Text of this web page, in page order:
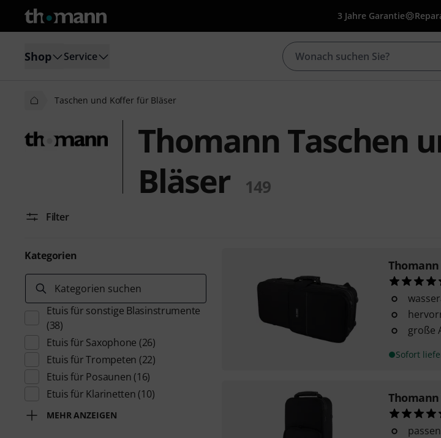
3 Jahre Garantie
Shop Service
Taschen und Koffer für Bläser
Thomann Taschen
Bläser
149
Filter
Kategorien
Kategorien suchen
Etuis für sonstige Blasinstrumente
(38)
Etuis für Saxophone (26)
Etuis für Trompeten (22)
Etuis für Posaunen (16)
Etuis für Klarinetten (10)
MEHR ANZEIGEN
Thomann
große
Sofort
Thomann